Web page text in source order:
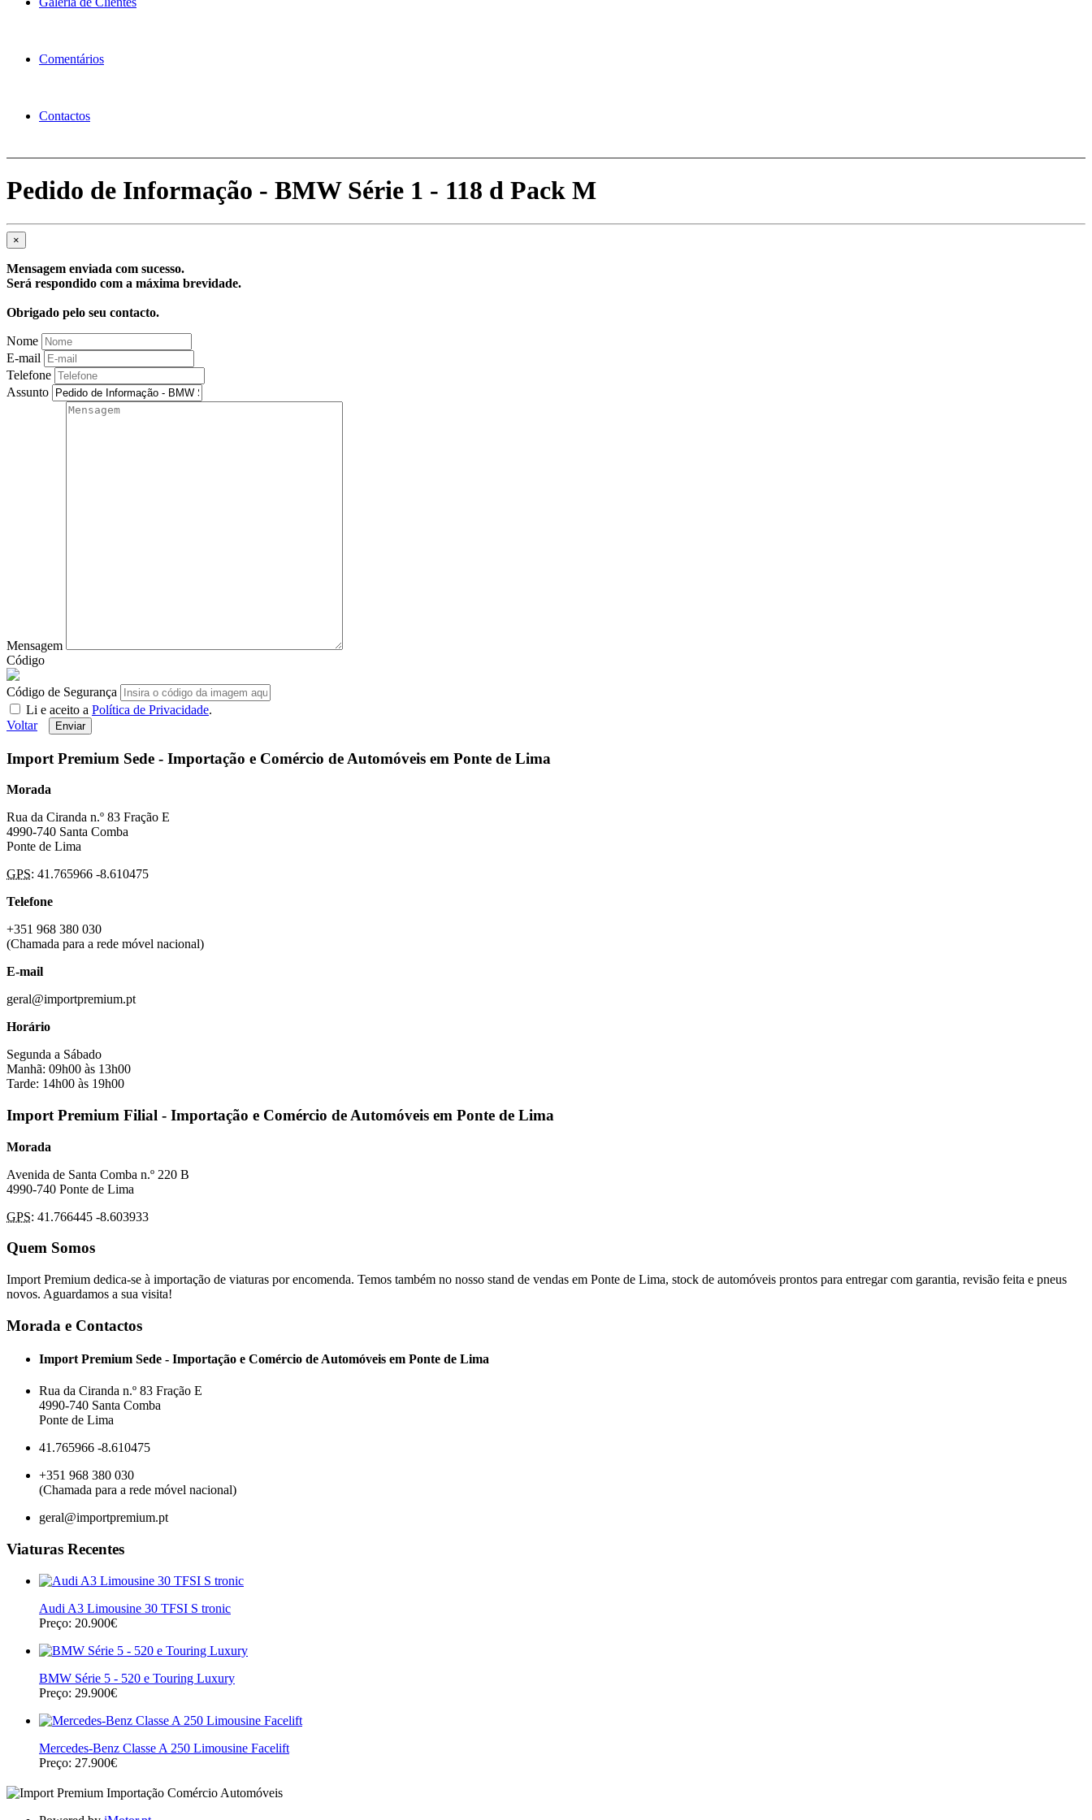
Comentários
Contactos
Pedido de Informação - BMW Série 1 - 118 d Pack M
×
Mensagem enviada com sucesso.
Será respondido com a máxima brevidade.
Obrigado pelo seu contacto.
Nome
E-mail
Telefone
Assunto
Mensagem
Código
Código de Segurança
Li e aceito a Política de Privacidade.
Voltar
Enviar
Import Premium Sede - Importação e Comércio de Automóveis em Ponte de Lima
Morada
Rua da Ciranda n.º 83 Fração E
4990-740 Santa Comba
Ponte de Lima
GPS: 41.765966 -8.610475
Telefone
+351 968 380 030
(Chamada para a rede móvel nacional)
E-mail
geral@importpremium.pt
Horário
Segunda a Sábado
Manhã: 09h00 às 13h00
Tarde: 14h00 às 19h00
Import Premium Filial - Importação e Comércio de Automóveis em Ponte de Lima
Morada
Avenida de Santa Comba n.º 220 B
4990-740 Ponte de Lima
GPS: 41.766445 -8.603933
Quem Somos
Import Premium dedica-se à importação de viaturas por encomenda. Temos também no nosso stand de vendas em Ponte de Lima, stock de automóveis prontos para entregar com garantia, revisão feita e pneus
novos. Aguardamos a sua visita!
Morada e Contactos
Import Premium Sede - Importação e Comércio de Automóveis em Ponte de Lima
Rua da Ciranda n.º 83 Fração E
4990-740 Santa Comba
Ponte de Lima
41.765966 -8.610475
+351 968 380 030
(Chamada para a rede móvel nacional)
geral@importpremium.pt
Viaturas Recentes
Audi A3 Limousine 30 TFSI S tronic
Preço: 20.900€
BMW Série 5 - 520 e Touring Luxury
Preço: 29.900€
Mercedes-Benz Classe A 250 Limousine Facelift
Preço: 27.900€